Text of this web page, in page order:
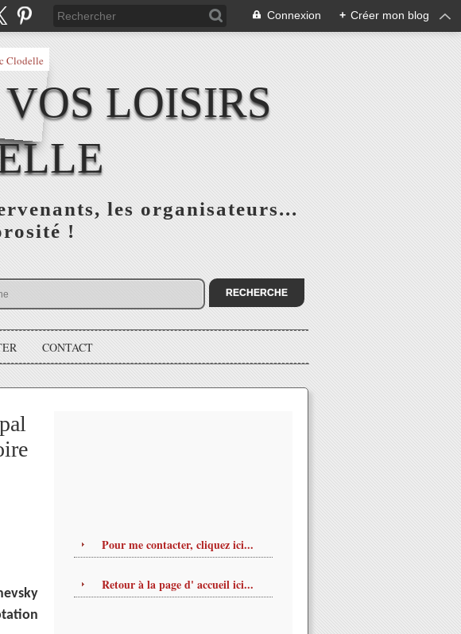
Connexion + Créer mon blog
LOISIRS
les organisateurs...
!
CONTACT
Pour me contacter, cliquez ici...
Retour à la page d' accueil ici...